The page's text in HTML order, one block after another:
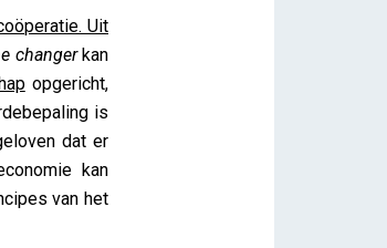
Uit
changerkan
opgericht,
is
dat er
kan
van het